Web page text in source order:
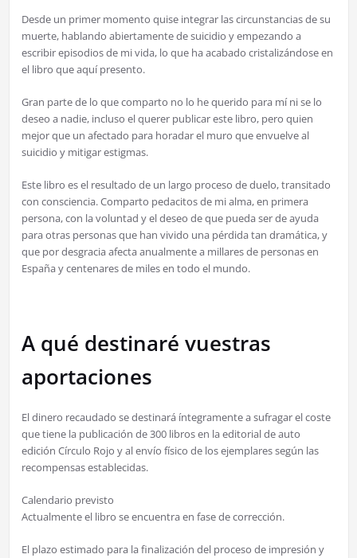
Desde un primer momento quise integrar las circunstancias de su
muerte, hablando abiertamente de suicidio y empezando a
escribir episodios de mi vida, lo que ha acabado cristalizándose en
el libro que aquí presento.
Gran parte de lo que comparto no lo he querido para mí ni se lo
deseo a nadie, incluso el querer publicar este libro, pero quien
mejor que un afectado para horadar el muro que envuelve al
suicidio y mitigar estigmas.
Este libro es el resultado de un largo proceso de duelo, transitado
con consciencia. Comparto pedacitos de mi alma, en primera
persona, con la voluntad y el deseo de que pueda ser de ayuda
para otras personas que han vivido una pérdida tan dramática, y
que por desgracia afecta anualmente a millares de personas en
España y centenares de miles en todo el mundo.
A qué destinaré vuestras
aportaciones
El dinero recaudado se destinará íntegramente a sufragar el coste
que tiene la publicación de 300 libros en la editorial de auto
edición Círculo Rojo y al envío físico de los ejemplares según las
recompensas establecidas.
Calendario previsto
Actualmente el libro se encuentra en fase de corrección.
El plazo estimado para la finalización del proceso de impresión y